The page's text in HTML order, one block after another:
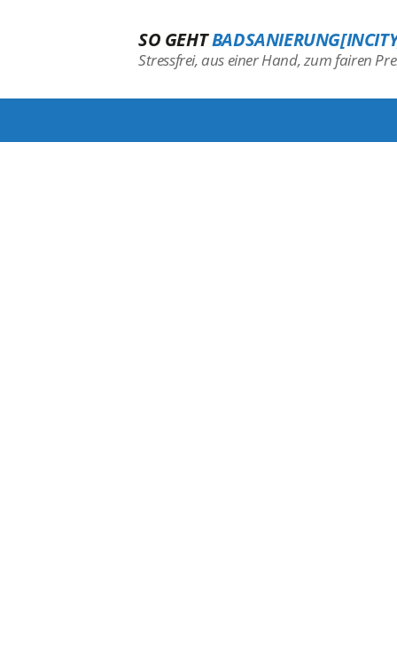
SO GEHT
Stressfrei, aus einer Hand, zum fairen